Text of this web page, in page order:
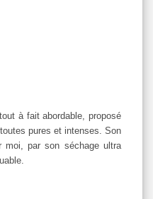
à fait abordable, proposé
pures et intenses. Son
par son séchage ultra